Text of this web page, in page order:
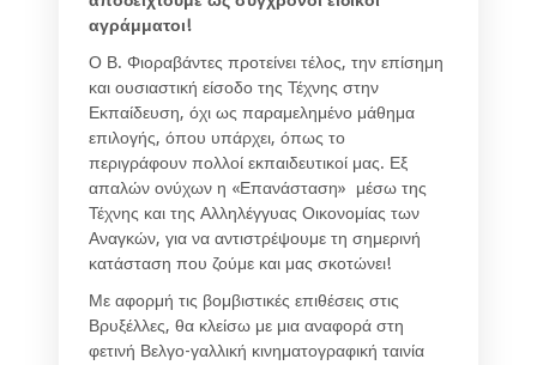
αγράμματοι!
Ο Β. Φιοραβάντες προτείνει τέλος, την επίσημη
και ουσιαστική είσοδο της Τέχνης στην
Εκπαίδευση, όχι ως παραμελημένο μάθημα
επιλογής, όπου υπάρχει, όπως το
περιγράφουν πολλοί εκπαιδευτικοί μας. Εξ
απαλών ονύχων η «Επανάσταση» μέσω της
Τέχνης και της Αλληλέγγυας Οικονομίας των
Αναγκών, για να αντιστρέψουμε τη σημερινή
κατάσταση που ζούμε και μας σκοτώνει!
Με αφορμή τις βομβιστικές επιθέσεις στις
Βρυξέλλες, θα κλείσω με μια αναφορά στη
φετινή Βελγο-γαλλική κινηματογραφική ταινία